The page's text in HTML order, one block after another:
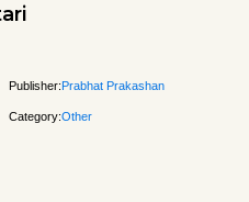
Publisher:Prabhat Prakashan
Category:Other